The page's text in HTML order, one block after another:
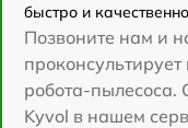
быстро и
Позвоните нам и
проконсультирует
робота-пылесоса.
Kyvol в нашем